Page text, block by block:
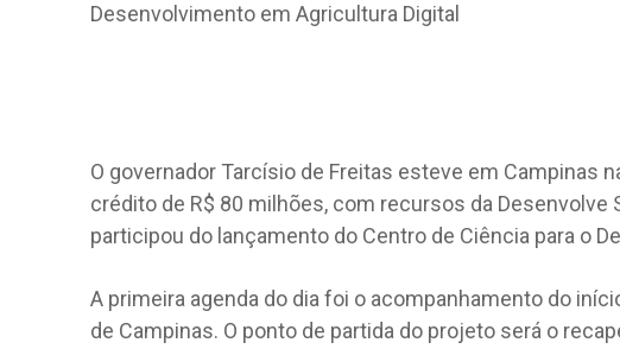
Desenvolvimento em Agricultura Digital
O governador Tarcísio de Freitas esteve em Campinas
crédito de R$ 80 milhões, com recursos da Desenvolve
participou do lançamento do Centro de Ciência para o
A primeira agenda do dia foi o acompanhamento do
de Campinas. O ponto de partida do projeto será o